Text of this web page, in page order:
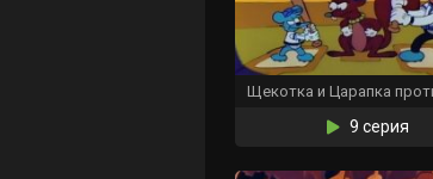
9 серия